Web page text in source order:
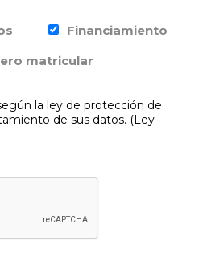
Financiamiento
matricular
la ley de protección de
de sus datos. (Ley